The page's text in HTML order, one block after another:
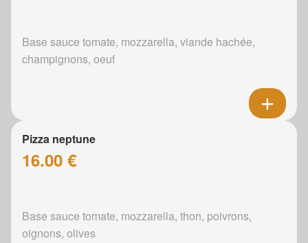
Base sauce tomate, mozzarella, viande hachée,
champignons, oeuf
Pizza neptune
16.00 €
Base sauce tomate, mozzarella, thon, poivrons,
oignons, olives